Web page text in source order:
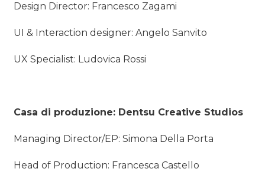
Design Director: Francesco Zagami
UI & Interaction designer: Angelo Sanvito
UX Specialist: Ludovica Rossi
Casa di produzione: Dentsu Creative Studios
Managing Director/EP: Simona Della Porta
Head of Production: Francesca Castello